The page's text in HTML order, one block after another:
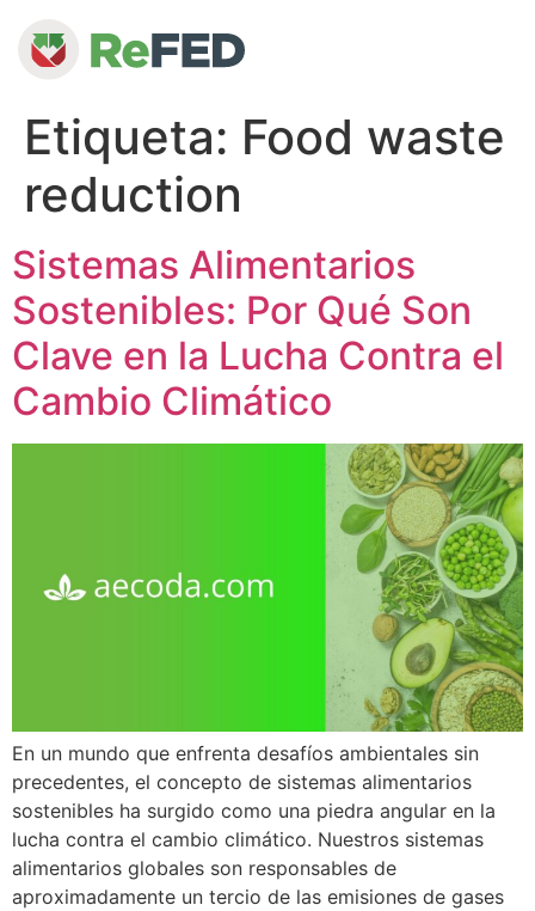
Etiqueta: Food waste
reduction
Sistemas Alimentarios
Sostenibles: Por Qué Son
Clave en la Lucha Contra el
Cambio Climático
En un mundo que enfrenta desafíos ambientales sin
precedentes, el concepto de sistemas alimentarios
sostenibles ha surgido como una piedra angular en la
lucha contra el cambio climático. Nuestros sistemas
alimentarios globales son responsables de
aproximadamente un tercio de las emisiones de gases